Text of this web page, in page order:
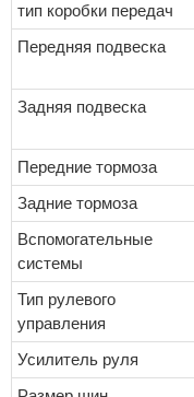
тип коробки передач
Передняя подвеска
Задняя подвеска
Передние тормоза
Задние тормоза
Вспомогательные
системы
Тип рулевого
управления
Усилитель руля